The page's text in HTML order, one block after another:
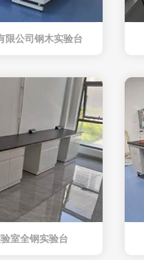
限公司钢木实验台
室全钢实验台